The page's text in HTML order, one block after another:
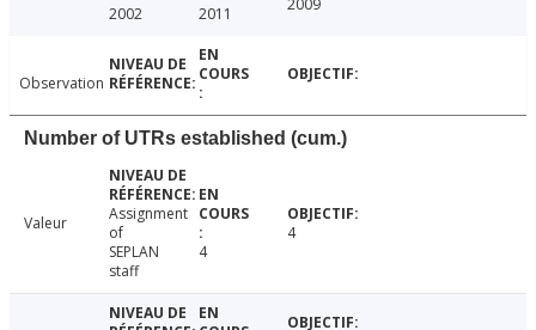
2002
2011
2009
Observation
Number of UTRs established (cum.)
Valeur
Assignment
of
SEPLAN
staff
4
4